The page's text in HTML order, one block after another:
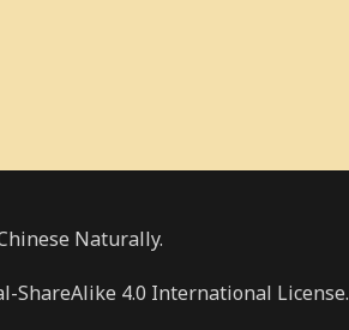
Naturally.
ShareAlike 4.0 International License.